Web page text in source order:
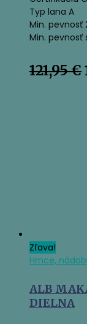
Typ lana A
Min. pevnosť
Min. pevnosť
121,95€
Zľava!
Hrnce,
ALB
DIELNA